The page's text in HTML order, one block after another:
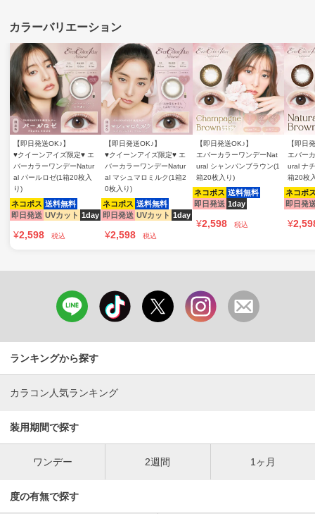
【即日発送OK♪】
♥クイーンアイズ限定♥ エ
バーカラーワンデーNatur
al パールロゼ(1箱20枚入
り)
ネコポス 送料無料
即日発送 UVカット 1day
¥2,598 税込
【即日発送OK♪】
♥クイーンアイズ限定♥ エ
バーカラーワンデーNatur
al マシュマロミルク(1箱2
0枚入り)
ネコポス 送料無料
即日発送 UVカット 1day
¥2,598 税込
【即日発送OK♪】
エバーカラーワンデーNat
ural シャンパンブラウン(1
箱20枚入り)
ネコポス 送料無料
即日発送 1day
¥2,598 税込
【即日
エバー
ural ナ
箱20枚
ネコポ
即日発
¥
ランキングから探す
カラコン人気ランキング
装用期間で探す
ワンデー 2週間 1ヶ月
度の有無で探す